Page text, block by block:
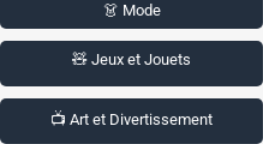
👗 Mode
🧸 Jeux et Jouets
📺 Art et Divertissement